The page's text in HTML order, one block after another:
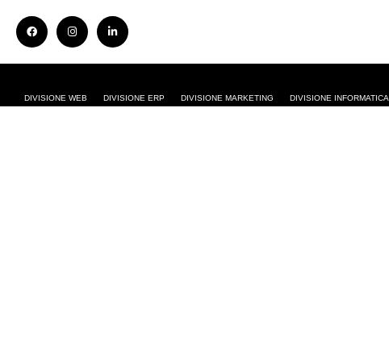
DIVISIONE WEB DIVISIONE ERP DIVISIONE MARKETING DIVISIONE INFORMATICA